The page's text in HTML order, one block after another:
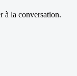
à la conversation.